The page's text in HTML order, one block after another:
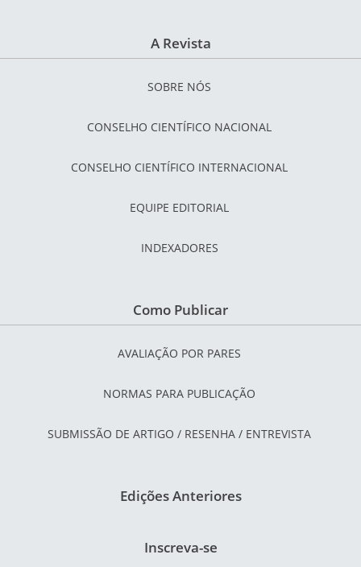
A Revista
SOBRE NÓS
CONSELHO CIENTÍFICO NACIONAL
CONSELHO CIENTÍFICO INTERNACIONAL
EQUIPE EDITORIAL
INDEXADORES
Como Publicar
AVALIAÇÃO POR PARES
NORMAS PARA PUBLICAÇÃO
SUBMISSÃO DE ARTIGO / RESENHA / ENTREVISTA
Edições Anteriores
Inscreva-se